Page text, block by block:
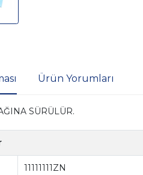
Ürün Yorumları
SÜRÜLÜR.
11111111ZN